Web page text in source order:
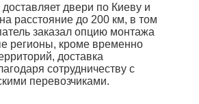
двери по Киеву и
расстояние до 200 км, в том
заказал опцию монтажа
регионы, кроме временно
доставка
сотрудничеству с
перевозчиками.